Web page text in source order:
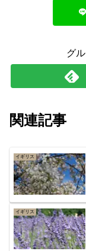
グ
関連記事
イギリス
イギリス